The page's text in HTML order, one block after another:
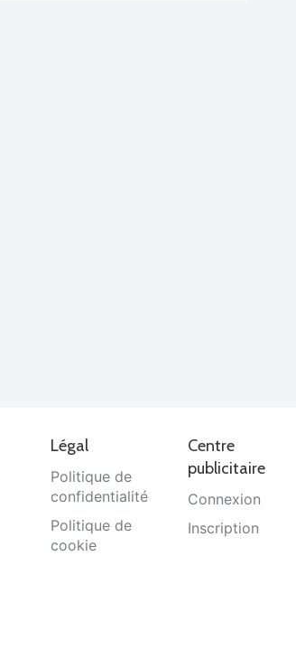
Légal
Politique de
confidentialité
Politique de
cookie
Centre
publicitaire
Connexion
Inscription